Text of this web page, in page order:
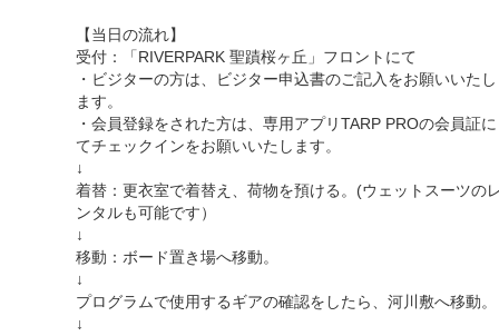
【当日の流れ】
受付：「RIVERPARK 聖蹟桜ヶ丘」フロントにて
・ビジターの方は、ビジター申込書のご記入をお願いいたし
ます。
・会員登録をされた方は、専用アプリTARP PROの会員証に
てチェックインをお願いいたします。
↓
着替：更衣室で着替え、荷物を預ける。(ウェットスーツの
ンタルも可能です）
↓
移動：ボード置き場へ移動。
↓
プログラムで使用するギアの確認をしたら、河川敷へ移動。
↓